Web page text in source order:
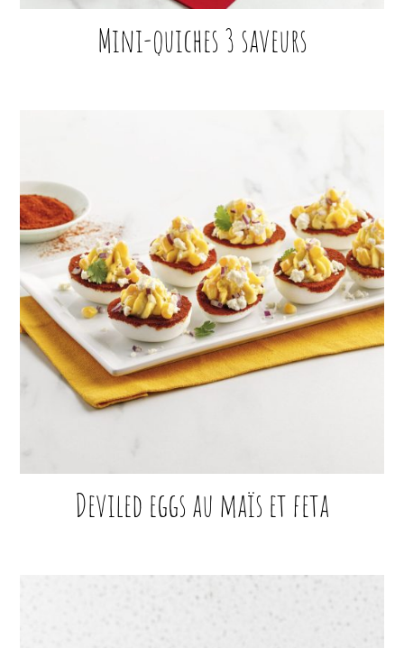
Mini-quiches 3 saveurs
Deviled eggs au maïs et feta